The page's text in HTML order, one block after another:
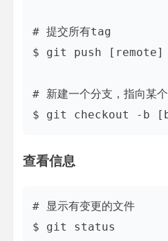
# 提交所有tag
$ git push
# 新建一个分支，指向某
查看信息
# 显示有变更的文件
$ git status